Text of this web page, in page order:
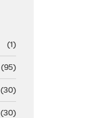
(1)
(95)
(30)
(30)